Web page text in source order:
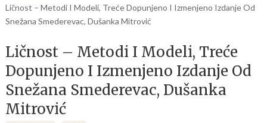
Ličnost – Metodi I Modeli, Treće Dopunjeno I Izmenjeno Izdanje Od
Snežana Smederevac, Dušanka Mitrović
Ličnost – Metodi I Modeli, Treće
Dopunjeno I Izmenjeno Izdanje Od
Snežana Smederevac, Dušanka
Mitrović